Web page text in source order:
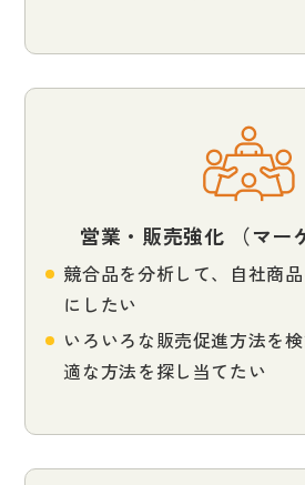
営業・販売強化 （マー
競合品を分析して、自社商
にしたい
いろいろな販売促進方法を
適な方法を探し当てたい